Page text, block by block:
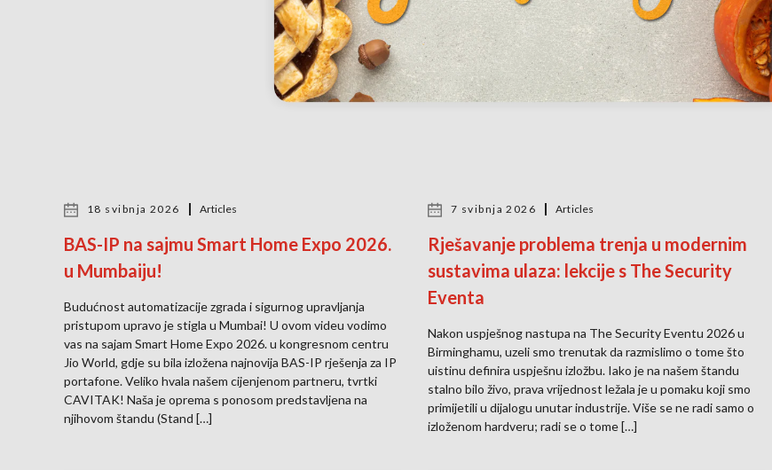
18 svibnja 2026 Articles
BAS-IP na sajmu Smart Home Expo 2026.
u Mumbaiju!
Budućnost automatizacije zgrada i sigurnog upravljanja
pristupom upravo je stigla u Mumbai! U ovom videu vodimo
vas na sajam Smart Home Expo 2026. u kongresnom centru
Jio World, gdje su bila izložena najnovija BAS-IP rješenja za IP
portafone. Veliko hvala našem cijenjenom partneru, tvrtki
CAVITAK! Naša je oprema s ponosom predstavljena na
njihovom štandu (Stand […]
7 svibnja 2026 Articles
Rješavanje problema trenja u modernim
sustavima ulaza: lekcije s The Security
Eventa
Nakon uspješnog nastupa na The Security Eventu 2026 u
Birminghamu, uzeli smo trenutak da razmislimo o tome što
uistinu definira uspješnu izložbu. Iako je na našem štandu
stalno bilo živo, prava vrijednost ležala je u pomaku koji smo
primijetili u dijalogu unutar industrije. Više se ne radi samo o
izloženom hardveru; radi se o tome […]